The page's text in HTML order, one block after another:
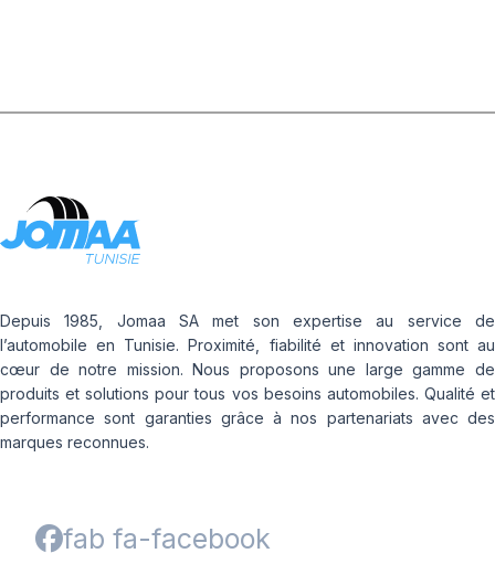
Depuis 1985, Jomaa SA met son expertise au service de
l’automobile en Tunisie. Proximité, fiabilité et innovation sont au
cœur de notre mission. Nous proposons une large gamme de
produits et solutions pour tous vos besoins automobiles. Qualité et
performance sont garanties grâce à nos partenariats avec des
marques reconnues.
fab fa-facebook